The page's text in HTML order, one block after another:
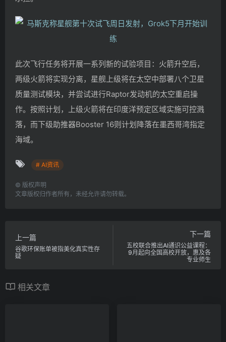
此次飞行任务将开展一系列新的试验项目：火箭升空后，
两级火箭将实现分离，星舰上级将在太空中部署八个卫星
质量测试模块，并尝试进行Raptor发动机的太空重启操
作。按照计划，上级火箭将在印度洋预定区域实施可控溅
落，而下级助推器Booster 16则计划降落在墨西哥湾指定
海域。
# AI资讯
© 版权声明
文章版权归作者所有，未经允许请勿转载。
上一篇
谷歌环保账单被指美化真实性存
疑
下一篇
五校联合推出AI通识公益课程：
9月起向全国高校开放，惠及各
专业师生
相关文章